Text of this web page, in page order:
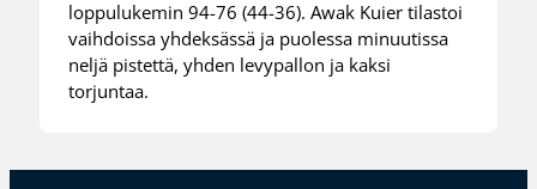
loppulukemin 94-76 (44-36). Awak Kuier tilastoi
vaihdoissa yhdeksässä ja puolessa minuutissa
neljä pistettä, yhden levypallon ja kaksi
torjuntaa.